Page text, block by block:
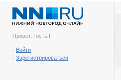
Привет, Гость !
- Войти
- Зарегистрироваться